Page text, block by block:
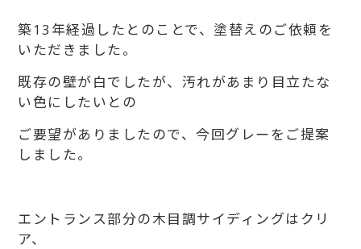
築13年経過したとのことで、塗替えのご依頼を
いただきました。
既存の壁が白でしたが、汚れがあまり目立たな
い色にしたいとの
ご要望がありましたので、今回グレーをご提案
しました。
エントランス部分の木目調サイディングはクリ
ア、